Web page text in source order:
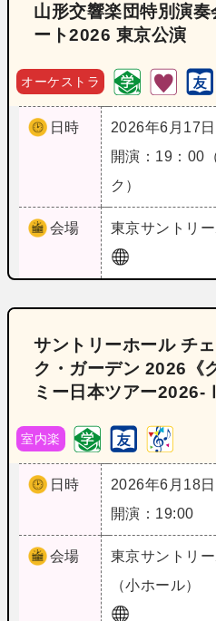
山形交響楽団特別演
ート2026 東京公演
オーケストラ
日時
2026年6月17日
開演：19：00
ク）
会場 東京サントリ
サントリーホール チ
ク・ガーデン 2026《
ミー日本ツアー2026-
室内楽
日時
2026年6月18日
開演：19:00
会場 東京サントリ
（小ホール）